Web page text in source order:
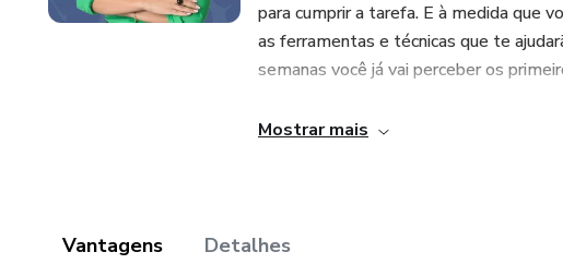
para cumprir a tarefa. E à medida que
as ferramentas e técnicas que te
semanas você já vai perceber os
Mostrar mais
Vantagens Detalhes